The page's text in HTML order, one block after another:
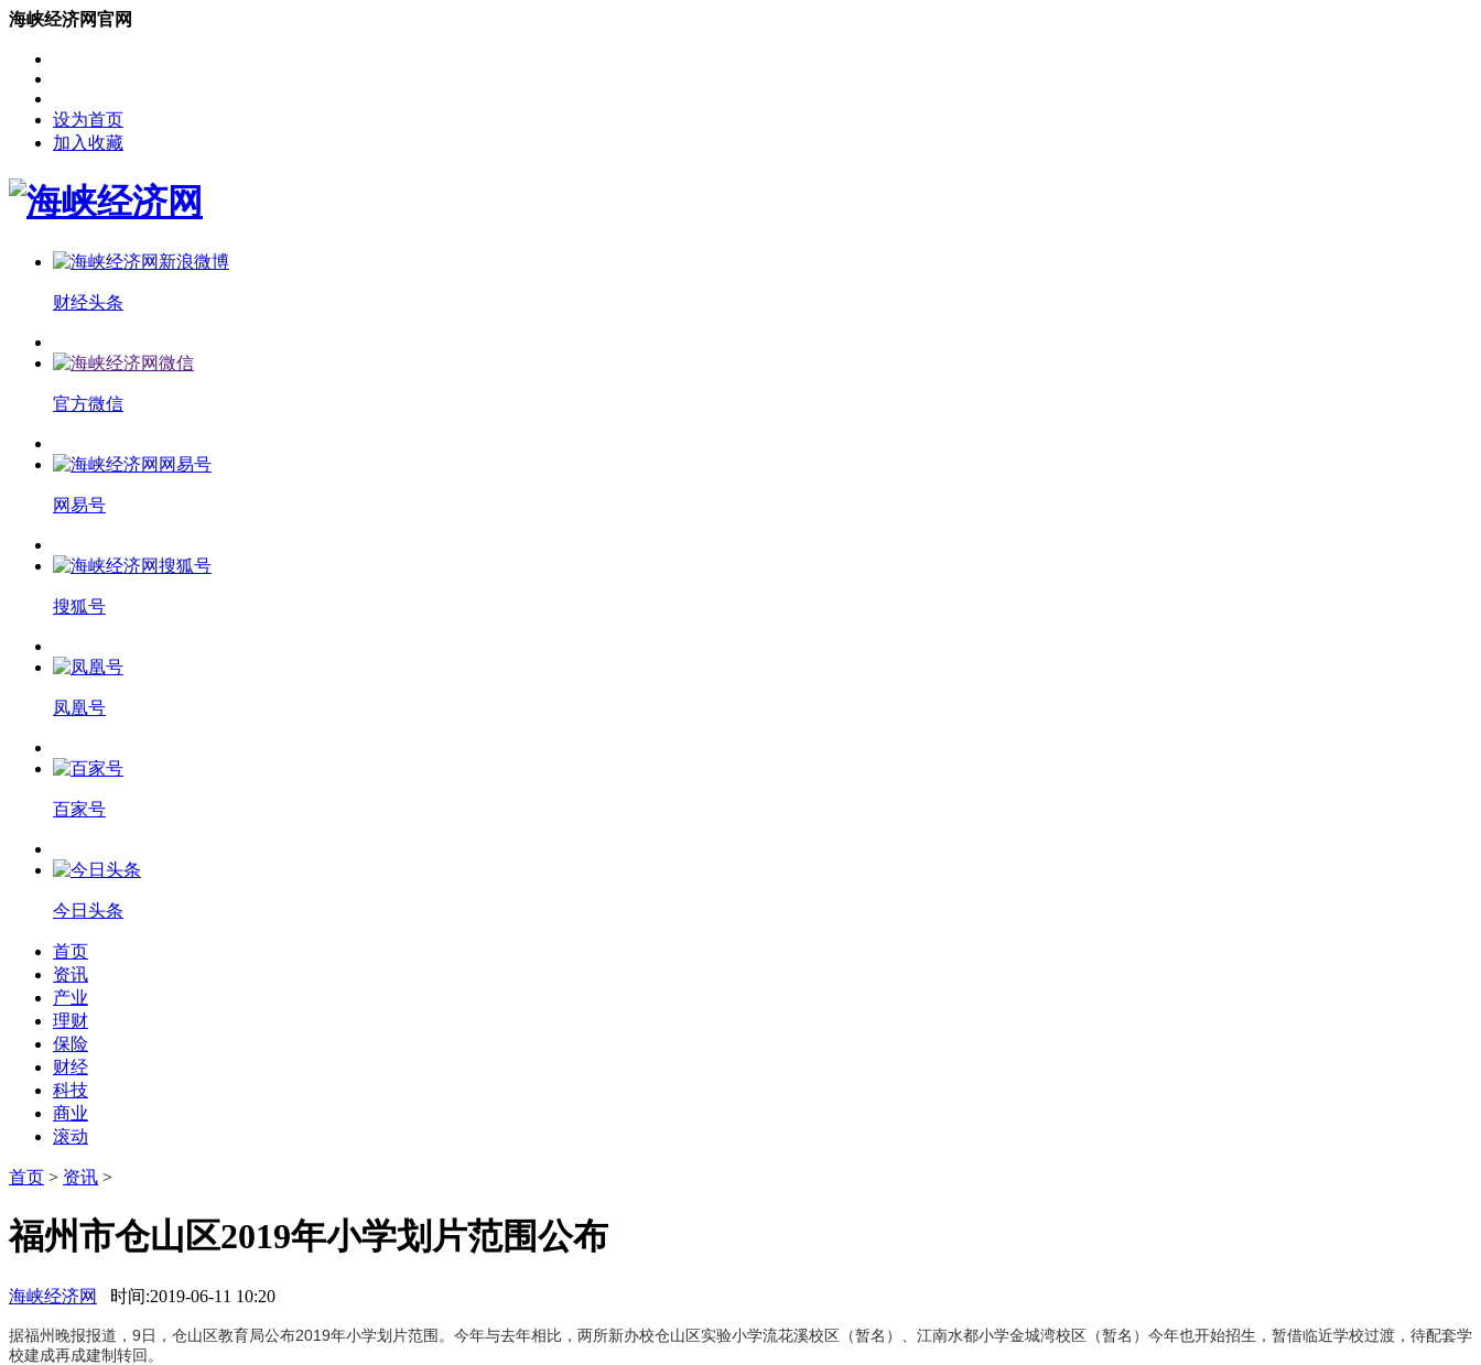
海峡经济网官网
设为首页
加入收藏
财经头条
官方微信
网易号
搜狐号
凤凰号
百家号
今日头条
首页
资讯
产业
理财
保险
财经
科技
商业
滚动
首页 > 资讯 >
福州市仓山区2019年小学划片范围公布
海峡经济网 时间:2019-06-11 10:20
据福州晚报报道，9日，仓山区教育局公布2019年小学划片范围。今年与去年相比，两所新办校仓山区实验小学流花溪校区（暂名）、江南水都小学金城湾校区（暂名）今年也开始招生，暂借临近学校过渡，待配套学
校建成再成建制转回。